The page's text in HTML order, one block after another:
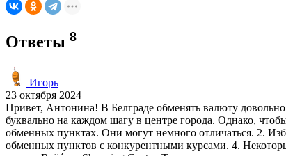
Ответы 8
Игорь
23 октября 2024
Привет, Антонина! В Белграде обменять валюту
буквально на каждом шагу в центре города. Однако,
обменных пунктах. Они могут немного отличаться. 2.
обменных пунктов с конкурентными курсами. 4.